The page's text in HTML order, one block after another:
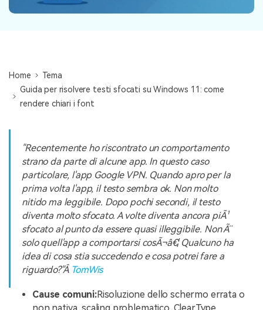
Home
Tema
Guida per risolvere testi sfocati su Windows 11: come
rendere chiari i font
"Recentemente ho riscontrato un comportamento
strano da parte di alcune app. In questo caso
particolare, l'app Google VPN. Quando apro per la
prima volta l'app, il testo sembra ok. Non molto
nitido ma leggibile. Dopo pochi secondi, il testo
diventa molto sfocato. A volte diventa ancora piÃ¹
sfocato al punto da essere quasi illeggibile. Non Ã¨
solo quell'app a comportarsi cosÃ¬â€¦ Qualcuno ha
idea di cosa stia succedendo e cosa potrei fare a
riguardo?"Â TomWis
Cause comuni:Risoluzione dello schermo errata o